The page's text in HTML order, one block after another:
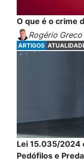
O que é o crime
Rogério Greco
ARTIGOS
Lei 15.035/2024
Pedófilos e